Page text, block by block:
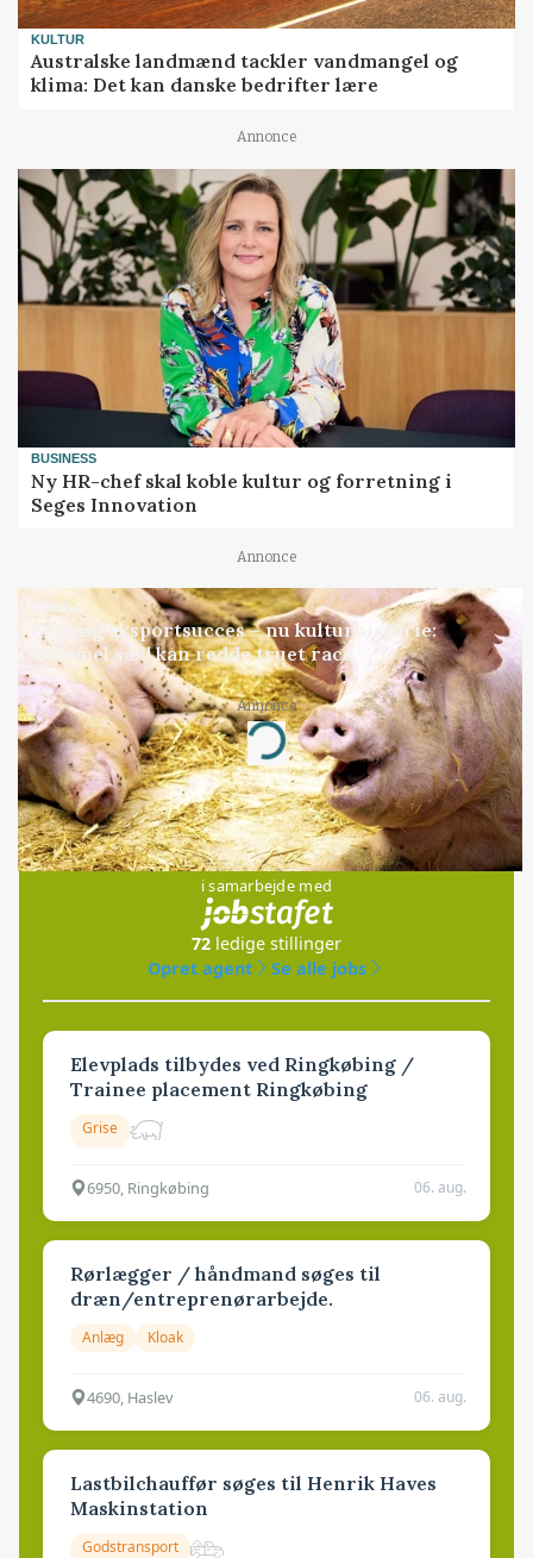
KULTUR
Australske landmænd tackler vandmangel og
klima: Det kan danske bedrifter lære
Annonce
BUSINESS
Ny HR-chef skal koble kultur og forretning i
Seges Innovation
Annonce
GRISE
Engang eksportsucces – nu kulturhistorie:
Gammel sæd kan redde truet race
Annonce
Loading...
Jobs
i samarbejde med
72 ledige stillinger
Opret agent
Se alle jobs
Elevplads tilbydes ved Ringkøbing /
Trainee placement Ringkøbing
Grise
6950, Ringkøbing 06. aug.
Rørlægger / håndmand søges til
dræn/entreprenørarbejde.
Anlæg Kloak
4690, Haslev 06. aug.
Lastbilchauffør søges til Henrik Haves
Maskinstation
Godstransport